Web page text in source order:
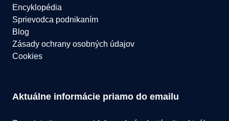
Encyklopédia
Sprievodca podnikaním
Blog
Zásady ochrany osobných údajov
Cookies
Aktuálne informácie priamo do emailu